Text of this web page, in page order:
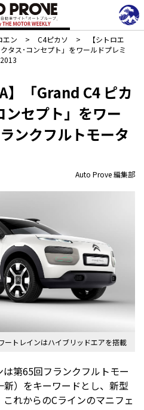
エン > C4ピカソ >
【シトロエ
タス･コンセプト」をワールドプレミ
】「Grand C4 ピカ
ンセプト」をワー
ンクフルトモータ
Auto Prove 編集部
トレインはハイブリッドエアを搭載
第65回フランクフルトモー
新）をキーワードとし、新型
これからのCラインのマニフェ